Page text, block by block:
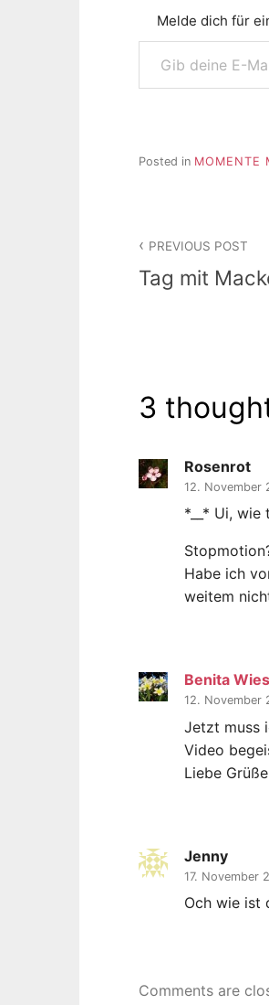
Melde dich für
Gib deine E-Mail-Adresse ein ...
Posted in MOMENTE
PREVIOUS POST
Tag mit
3
Rosenrot
12. November
*__* Ui, wie
Habe ich
weitem
Benita
12. November
Jetzt muss
Video
Liebe Grüße
Jenny
17. November
Och wie ist
Comments are